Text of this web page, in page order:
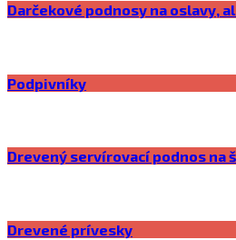
Darčekové podnosy na oslavy,
Podpivníky
Drevený servírovací podnos na
Drevené prívesky